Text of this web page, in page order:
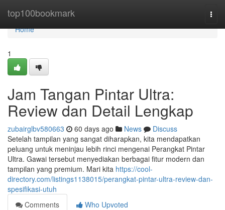
top100bookmark
Home
Home
1
Jam Tangan Pintar Ultra:
Review dan Detail Lengkap
zubairglbv580663 60 days ago News
Discuss
Setelah tampilan yang sangat diharapkan, kita mendapatkan
peluang untuk meninjau lebih rinci mengenai Perangkat Pintar
Ultra. Gawai tersebut menyediakan berbagai fitur modern dan
tampilan yang premium. Mari kita https://cool-
directory.com/listings1138015/perangkat-pintar-ultra-review-dan-
spesifikasi-utuh
Comments
Who Upvoted